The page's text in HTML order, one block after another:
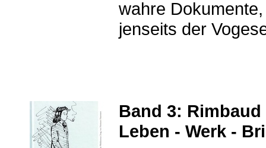
wahre
jenseits der
Band 3: Rimbaud
Leben - Werk -